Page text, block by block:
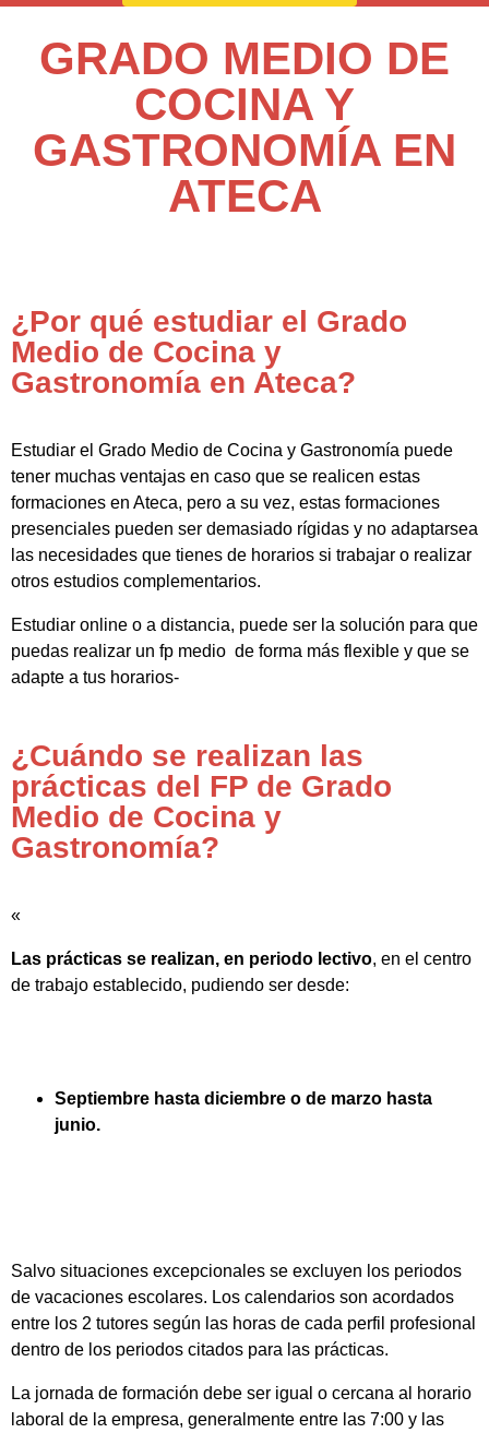
GRADO MEDIO DE
COCINA Y
GASTRONOMÍA EN
ATECA
¿Por qué estudiar el Grado
Medio de Cocina y
Gastronomía en Ateca?
Estudiar el Grado Medio de Cocina y Gastronomía puede
tener muchas ventajas en caso que se realicen estas
formaciones en Ateca, pero a su vez, estas formaciones
presenciales pueden ser demasiado rígidas y no adaptarsea
las necesidades que tienes de horarios si trabajar o realizar
otros estudios complementarios.
Estudiar online o a distancia, puede ser la solución para que
puedas realizar un fp medio de forma más flexible y que se
adapte a tus horarios-
¿Cuándo se realizan las
prácticas del FP de Grado
Medio de Cocina y
Gastronomía?
«
Las prácticas se realizan, en periodo lectivo, en el centro
de trabajo establecido, pudiendo ser desde:
Septiembre hasta diciembre o de marzo hasta
junio.
Salvo situaciones excepcionales se excluyen los periodos
de vacaciones escolares. Los calendarios son acordados
entre los 2 tutores según las horas de cada perfil profesional
dentro de los periodos citados para las prácticas.
La jornada de formación debe ser igual o cercana al horario
laboral de la empresa, generalmente entre las 7:00 y las